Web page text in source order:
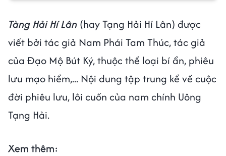
Tàng Hải Hí Lân (hay Tạng Hải Hí Lân) được
viết bởi tác giả Nam Phái Tam Thúc, tác giả
của Đạo Mộ Bút Ký, thuộc thể loại bí ẩn, phiêu
lưu mạo hiểm,... Nội dung tập trung kể về cuộc
đời phiêu lưu, lôi cuốn của nam chính Uông
Tạng Hải.
Xem thêm: